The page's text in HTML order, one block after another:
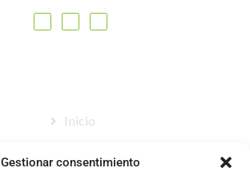
Gestionar consentimiento
Inicio